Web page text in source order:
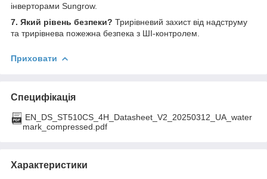
інверторами Sungrow.
7. Який рівень безпеки? Трирівневий захист від надструму
та трирівнева пожежна безпека з ШІ-контролем.
Приховати
Специфікація
EN_DS_ST510CS_4H_Datasheet_V2_20250312_UA_water
mark_compressed.pdf
Характеристики